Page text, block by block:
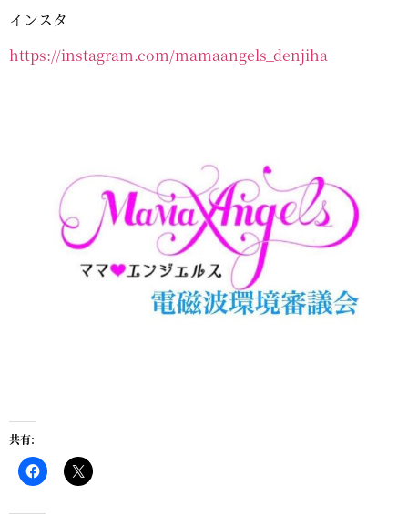
インスタ
https://instagram.com/mamaangels_denjiha
共有: